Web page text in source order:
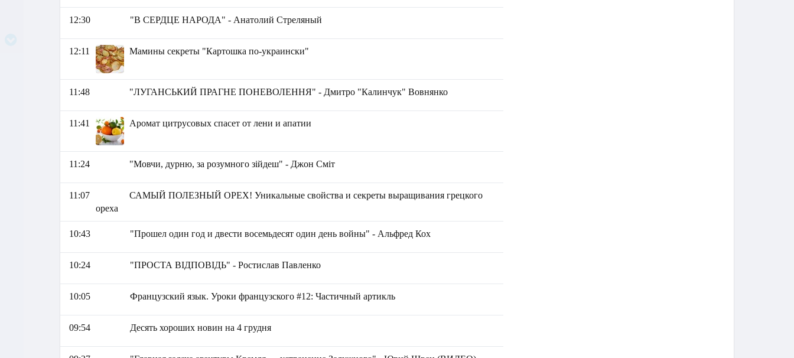
12:30 "В СЕРДЦЕ НАРОДА" - Анатолий Стреляный
12:11 Мамины секреты "Картошка по-украински"
11:48 "ЛУГАНСЬКИЙ ПРАГНЕ ПОНЕВОЛЕННЯ" - Дмитро "Калинчук" Вовнянко
11:41 Аромат цитрусовых спасет от лени и апатии
11:24 "Мовчи, дурню, за розумного зійдеш" - Джон Сміт
11:07
САМЫЙ ПОЛЕЗНЫЙ ОРЕХ! Уникальные свойства и секреты выращивания грецкого
ореха
10:43 "Прошел один год и двести восемьдесят один день войны" - Альфред Кох
10:24 "ПРОСТА ВІДПОВІДЬ" - Ростислав Павленко
10:05 Французский язык. Уроки французского #12: Частичный артикль
09:54 Десять хороших новин на 4 грудня